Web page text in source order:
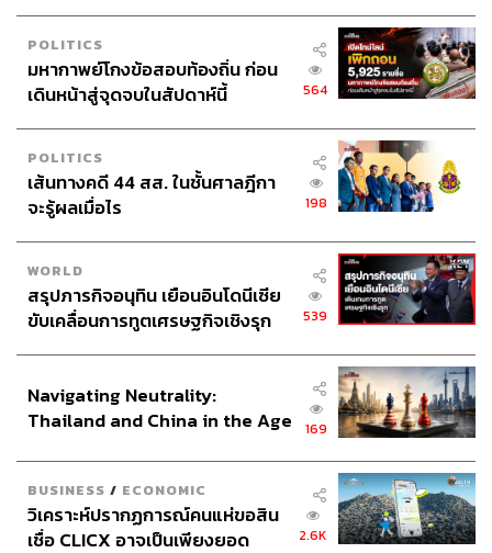
TAGS: Novak Djokovic
Aman Nai Lert Bangkok
Amanpuri
Aman New York Aman
112
สมศักดิ์ จันทวิชชประภา
โปรดิวเซอร์ คอลัมนิสต์ และบรรณาธิการ ผู้
หลงใหลในความตื่นเต้นของกีฬาและความ
สงบของการอ่านหนังสือเงียบๆ
POLITICS
มหากาพย์โกงข้อสอบท้องถิ่น ก่อน
เดินหน้าสู่จุดจบในสัปดาห์นี้
564
POLITICS
เส้นทางคดี 44 สส. ในชั้นศาลฎีกา
จะรู้ผลเมื่อไร
198
WORLD
สรุปภารกิจอนุทิน เยือนอินโดนีเซีย
ขับเคลื่อนการทูตเศรษฐกิจเชิงรุก
539
Navigating Neutrality:
Thailand and China in the Age
169
BUSINESS / ECONOMIC
วิเคราะห์ปรากฏการณ์คนแห่ขอสิน
เชื่อ CLICX อาจเป็นเพียงยอด
2.6K